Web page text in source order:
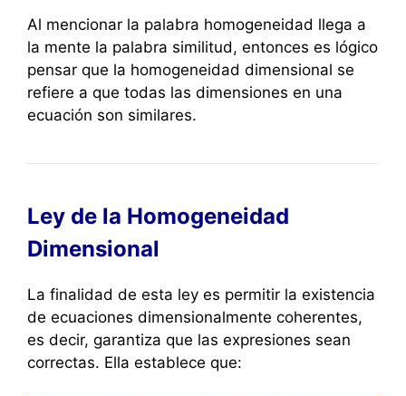
Al mencionar la palabra homogeneidad llega a
la mente la palabra similitud, entonces es lógico
pensar que la homogeneidad dimensional se
refiere a que todas las dimensiones en una
ecuación son similares.
Ley de la Homogeneidad
Dimensional
La finalidad de esta ley es permitir la existencia
de ecuaciones dimensionalmente coherentes,
es decir, garantiza que las expresiones sean
correctas. Ella establece que: